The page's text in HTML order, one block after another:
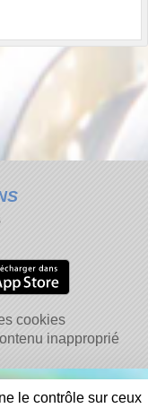
cookies
inapproprié
le contrôle sur ceux